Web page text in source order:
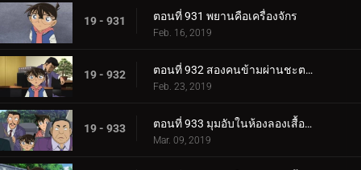
19 - 931 ตอนที่ 931 พยานคือเครื่องจักร
Feb. 16, 2019
19 - 932 ตอนที่ 932 สองคนข้ามผ่านชะตากรรม
Feb. 23, 2019
19 - 933 ตอนที่ 933 มุมอับในห้องลองเสื้อ (ตอนแรก)
Mar. 09, 2019